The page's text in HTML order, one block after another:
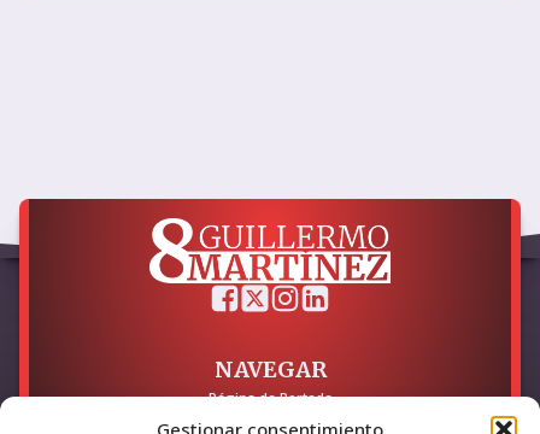
Gestionar consentimiento
NAVEGAR
Página de Portada